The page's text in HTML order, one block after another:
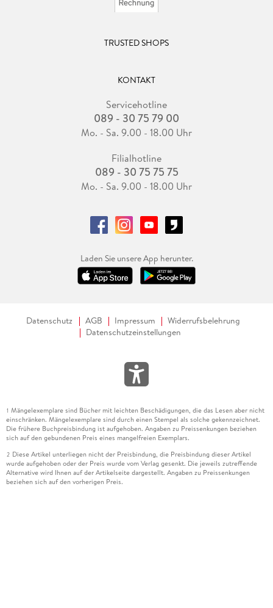
TRUSTED SHOPS
KONTAKT
Servicehotline
089 - 30 75 79 00
Mo. - Sa. 9.00 - 18.00 Uhr
Filialhotline
089 - 30 75 75 75
Mo. - Sa. 9.00 - 18.00 Uhr
Laden Sie unsere App herunter.
Datenschutz AGB Impressum
Widerrufsbelehrung
Datenschutzeinstellungen
1 Mängelexemplare sind Bücher mit leichten Beschädigungen, die das Lesen aber nicht
einschränken. Mängelexemplare sind durch einen Stempel als solche gekennzeichnet.
Die frühere Buchpreisbindung ist aufgehoben. Angaben zu Preissenkungen beziehen
sich auf den gebundenen Preis eines mangelfreien Exemplars.
2 Diese Artikel unterliegen nicht der Preisbindung, die Preisbindung dieser Artikel
wurde aufgehoben oder der Preis wurde vom Verlag gesenkt. Die jeweils zutreffende
Alternative wird Ihnen auf der Artikelseite dargestellt. Angaben zu Preissenkungen
beziehen sich auf den vorherigen Preis.